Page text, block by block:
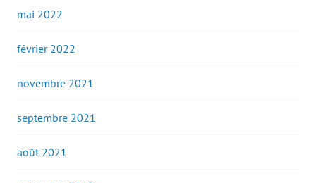
mai 2022
février 2022
novembre 2021
septembre 2021
août 2021